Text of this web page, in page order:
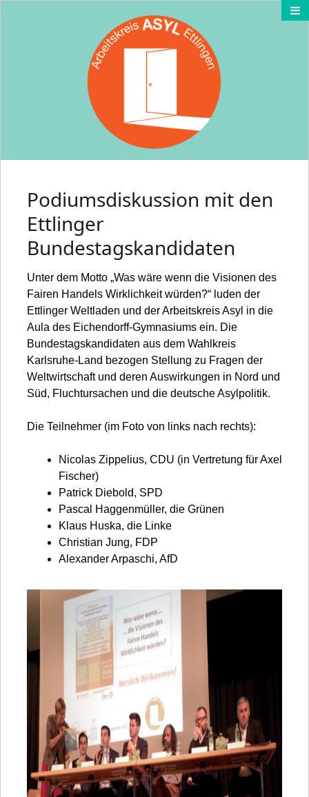
Podiumsdiskussion mit den
Ettlinger
Bundestagskandidaten
Unter dem Motto „Was wäre wenn die Visionen des
Fairen Handels Wirklichkeit würden?“ luden der
Ettlinger Weltladen und der Arbeitskreis Asyl in die
Aula des Eichendorff-Gymnasiums ein. Die
Bundestagskandidaten aus dem Wahlkreis
Karlsruhe-Land bezogen Stellung zu Fragen der
Weltwirtschaft und deren Auswirkungen in Nord und
Süd, Fluchtursachen und die deutsche Asylpolitik.
Die Teilnehmer (im Foto von links nach rechts):
Nicolas Zippelius, CDU (in Vertretung für Axel
Fischer)
Patrick Diebold, SPD
Pascal Haggenmüller, die Grünen
Klaus Huska, die Linke
Christian Jung, FDP
Alexander Arpaschi, AfD